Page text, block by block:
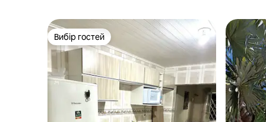
Вибір гостей
Вибір гостей